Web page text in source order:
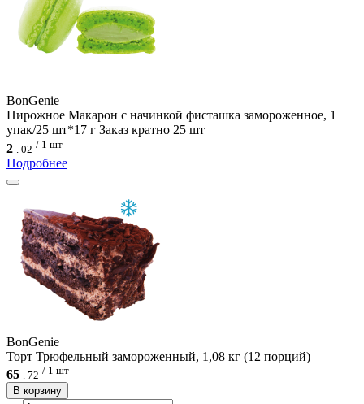
BonGenie
Пирожное Макарон с начинкой фисташка замороженное, 1
упак/25 шт*17 г Заказ кратно 25 шт
2
02 / 1 шт
Подробнее
BonGenie
Торт Трюфельный замороженный, 1,08 кг (12 порций)
65 . 72 / 1 шт
В корзину